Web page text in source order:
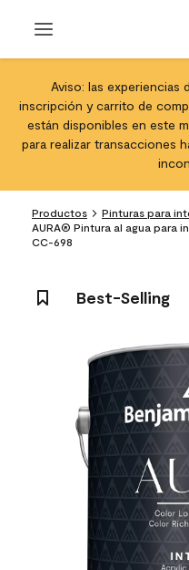
Aviso: las experiencias
inscripción y carrito de
están disponibles en este
para realizar transacciones
Productos
Pinturas para
AURA® Pintura al agua para
CC-698
Best-Selling